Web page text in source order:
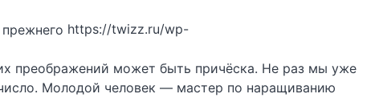
https://twizz.ru/wp-
преображений может быть причёска. Не раз мы уже
Молодой человек — мастер по наращиванию